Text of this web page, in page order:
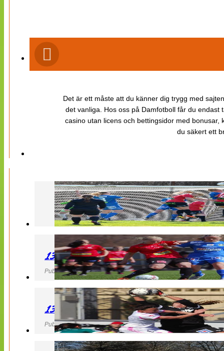
Det är ett måste att du känner dig trygg med
det vanliga. Hos oss på Damfotboll får du
casino utan licens och bettingsidor med
du säkert ett
130427 LB 07 – QBIK
Publicerad 27 April 2013, 22:40
130427 IF Limhamn Bunkeflo – QBIK
Publicerad 27 April 2013, 21:10